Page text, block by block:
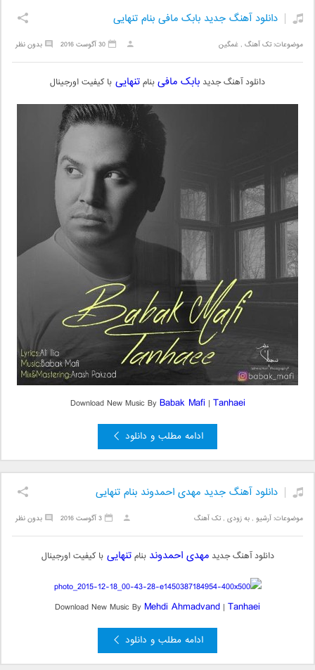
دانلود آهنگ جدید بابک مافی بنام تنهایی
موضوعات:تک آهنگ ,غمگین بدون نظر 30 آگوست 2016
دانلود آهنگ جدید بابک مافیبنامتنهایی با کیفیت اورجینال
Download New Music ByBabak Mafi | Tanhaei
ادامه مطلب و دانلود
دانلود آهنگ جدید مهدی احمدوند بنام تنهایی
موضوعات:آرشیو ,به زودی ,تک آهنگ بدون نظر 3 آگوست 2016
دانلود آهنگ جدیدمهدی احمدوند بنامتنهاییبا کیفیت اورجینال
Download New Music By Mehdi Ahmadvand | Tanhaei
ادامه مطلب و دانلود